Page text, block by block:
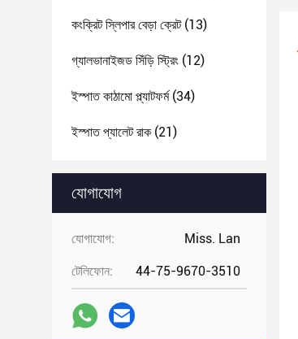
কংক্রিট স্লিপার বেড়া ক্রেট(13)
গ্যালভানাইজড সিঁড়ি স্ট্রিং (12)
ইস্পাত কাঠামো প্ল্যাটফর্ম(34)
ইস্পাত প্যালেট রাক (21)
যোগাযোগ
যোগাযোগ: Miss. Lan
টেলিফোন: 44-75-9670-3510